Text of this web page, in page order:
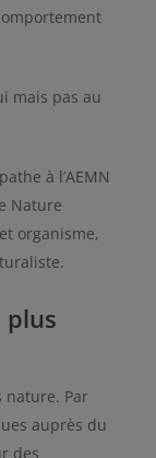
mais pas au
à l’AEMN
Nature
organisme,
plus
nature. Par
auprès du
des